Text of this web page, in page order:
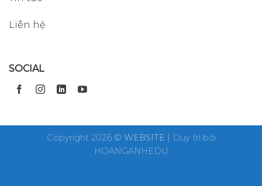
Liên hệ
SOCIAL
Copyright 2026 © WEBSITE | Duy trì bởi
HOANGANHEDU